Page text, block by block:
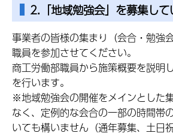
2.「地域勉強会」を募集して
事業者の皆様の集まり（会合・勉強
職員を参加させてください。
商工労働部職員から施策概要を説明
を行います。
※地域勉強会の開催をメインとした
なく、定例的な会合の一部の時間帯
いても構いません（通年募集、土日